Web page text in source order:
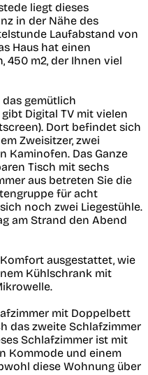
liegt dieses
in der Nähe des
Laufabstand von
Haus hat einen
450 m2, der Ihnen viel
das gemütlich
Digital TV mit vielen
Dort befindet sich
Zweisitzer, zwei
Kaminofen. Das Ganze
Tisch mit sechs
aus betreten Sie die
für acht
noch zwei Liegestühle.
am Strand den Abend
ausgestattet, wie
Kühlschrank mit
mit Doppelbett
das zweite Schlafzimmer
Schlafzimmer ist mit
Kommode und einem
diese Wohnung über